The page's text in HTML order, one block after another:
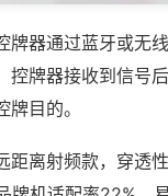
牌器通过蓝牙或无
控牌器接收到信号
目的。
距离射频款，穿透